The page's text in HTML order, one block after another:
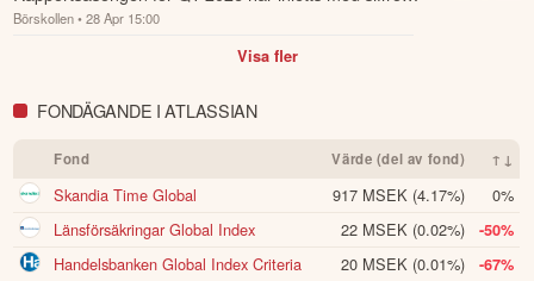
som få vågade hoppas på.
Börskollen • 28 Apr 15:00
Visa fler
FONDÄGANDE I ATLASSIAN
Fond Värde (del av fond) ↑↓
Skandia Time Global 917 MSEK (4.17%)
0%
Länsförsäkringar Global Index
22 MSEK (0.02%) -50%
Handelsbanken Global Index Criteria 20 MSEK (0.01%) -67%